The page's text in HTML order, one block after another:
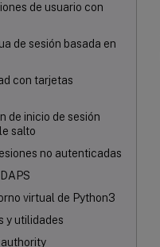
de usuario con
de sesión basada en
con tarjetas
de inicio de sesión
salto
no autenticadas
virtual de Python3
y utilidades